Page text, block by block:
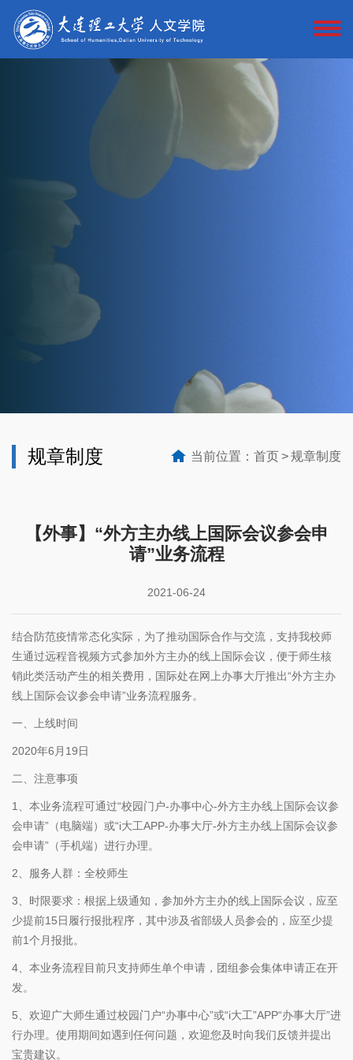
规章制度 当前位置： 首页 规章制度
【外事】“外方主办线上国际会议参会申
请”业务流程
2021-06-24
结合防范疫情常态化实际，为了推动国际合作与交流，支持我校师
生通过远程音视频方式参加外方主办的线上国际会议，便于师生核
销此类活动产生的相关费用，国际处在网上办事大厅推出“外方主办
线上国际会议参会申请”业务流程服务。
一、上线时间
2020年6月19日
二、注意事项
1、本业务流程可通过“校园门户-办事中心-外方主办线上国际会议参
会申请”（电脑端）或“i大工APP-办事大厅-外方主办线上国际会议参
会申请”（手机端）进行办理。
2、服务人群：全校师生
3、时限要求：根据上级通知，参加外方主办的线上国际会议，应至
少提前15日履行报批程序，其中涉及省部级人员参会的，应至少提
前1个月报批。
4、本业务流程目前只支持师生单个申请，团组参会集体申请正在开
发。
5、欢迎广大师生通过校园门户“办事中心”或“i大工”APP“办事大厅”进
行办理。使用期间如遇到任何问题，欢迎您及时向我们反馈并提出
宝贵建议。